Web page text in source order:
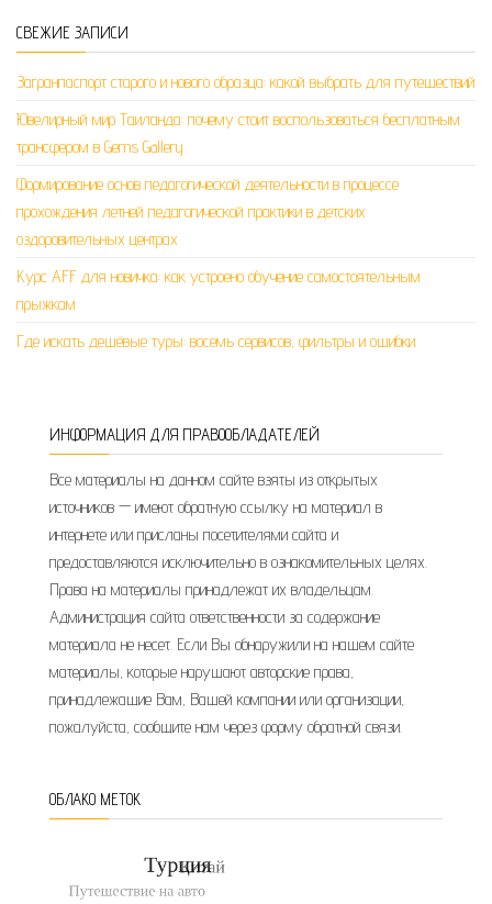
СВЕЖИЕ ЗАПИСИ
Загранпаспорт старого и нового образца: какой выбрать для путешествий
Ювелирный мир Таиланда: почему стоит воспользоваться бесплатным
трансфером в Gems Gallery
Формирование основ педагогической деятельности в процессе
прохождения летней педагогической практики в детских
оздоровительных центрах
Курс AFF для новичка: как устроено обучение самостоятельным
прыжкам
Где искать дешёвые туры: восемь сервисов, фильтры и ошибки
ИНФОРМАЦИЯ ДЛЯ ПРАВООБЛАДАТЕЛЕЙ
Все материалы на данном сайте взяты из открытых
источников — имеют обратную ссылку на материал в
интернете или присланы посетителями сайта и
предоставляются исключительно в ознакомительных целях.
Права на материалы принадлежат их владельцам.
Администрация сайта ответственности за содержание
материала не несет. Если Вы обнаружили на нашем сайте
материалы, которые нарушают авторские права,
принадлежащие Вам, Вашей компании или организации,
пожалуйста, сообщите нам через форму обратной связи.
ОБЛАКО МЕТОК